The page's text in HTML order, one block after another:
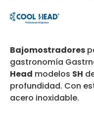
Bajomostradores
gastronomía
Head modelos SH
profundidad. Con
acero inoxidable.